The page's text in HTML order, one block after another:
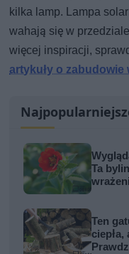
kilka lamp. Lampa
wahają się w
więcej inspiracji,
artykuły o zabudowie
Ta
Ten